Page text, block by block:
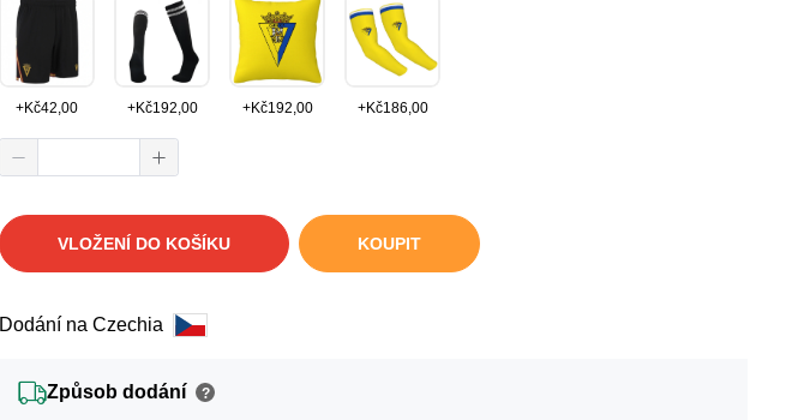
+Kč42,00 +Kč192,00 +Kč192,00 +Kč186,00
VLOŽENÍ DO KOŠÍKU KOUPIT
Dodání na Czechia
Způsob dodání ?